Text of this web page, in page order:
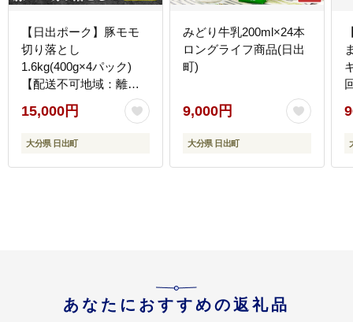
【日出ポーク】豚モモ
切り落とし
1.6kg(400g×4パック)
【配送不可地域：離
15,000円
大分県 日出町
みどり牛乳200ml×24本
ロングライフ商品(日出
町)
9,000円
大分県 日出町
あなたにおすすめの返礼品